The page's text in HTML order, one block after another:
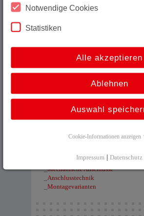
werden. Mit verschiedenen Welle-
Kombinationen, als Vollwelle, Aufsteck-
zu 15mm oder ½“ finden die
Einbausituation.
IE_582/IO_582 im
Funktionsbeschreibung
_Mechanische Anschlüsse
Anschlusstechnik
Montagevarianten
Notwendige Cookies
Statistiken
Alle akzeptieren
Ablehnen
Auswahl
Cookie-Informationen anzeigen
Impressum | Datenschutz